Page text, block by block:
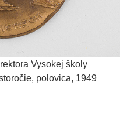
Vysokej školy
polovica, 1949